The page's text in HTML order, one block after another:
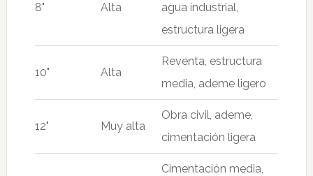
8" Alta
agua industrial,
estructura ligera
10" Alta
Reventa, estructura
media, ademe ligero
12" Muy alta
Obra civil, ademe,
cimentación ligera
Cimentación media,